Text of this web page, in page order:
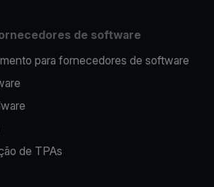
de software
para fornecedores de software
de TPAs